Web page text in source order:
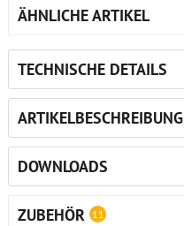
ÄHNLICHE ARTIKEL
TECHNISCHE DETAILS
ARTIKELBESCHREIBUNG
DOWNLOADS
ZUBEHÖR 11